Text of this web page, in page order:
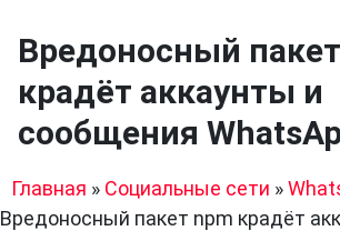
Вредоносный
крадёт аккаунты и
сообщения
Главная » Социальные сети »
Вредоносный пакет npm крадёт